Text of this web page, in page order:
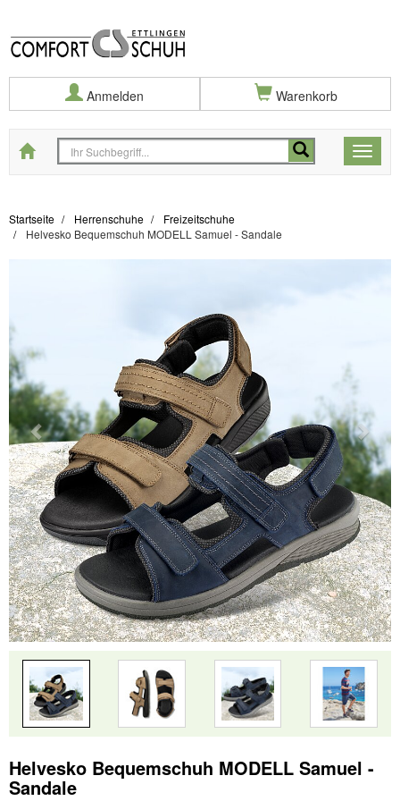
Anmelden Warenkorb
Toggle
Startseite
Startseite Herrenschuhe
Freizeitschuhe
Helvesko Bequemschuh MODELL Samuel - Sandale
Helvesko Bequemschuh MODELL Samuel -
Sandale